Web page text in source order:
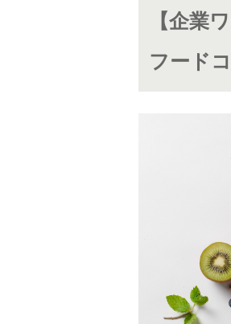
【企業
フード